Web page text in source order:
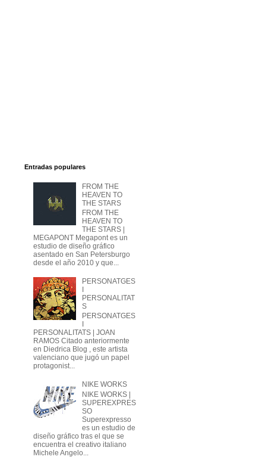
Entradas populares
FROM THE
HEAVEN TO
THE STARS
FROM THE
HEAVEN TO
THE STARS |
MEGAPONT Megapont es un
estudio de diseño gráfico
asentado en San Petersburgo
desde el año 2010 y que...
PERSONATGES
PERSONALITAT
S
PERSONATGES
PERSONALITATS | JOAN
RAMOS Citado anteriormente
en Diedrica Blog , este artista
valenciano que jugó un papel
protagonist...
NIKE WORKS
NIKE WORKS |
SUPEREXPRES
SO
Superexpresso
es un estudio de
diseño gráfico tras el que se
encuentra el creativo italiano
Michele Angelo...